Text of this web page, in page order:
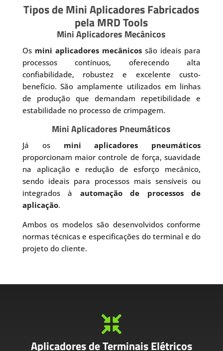
Tipos de Mini Aplicadores Fabricados
pela MRD Tools
Mini Aplicadores Mecânicos
Os mini aplicadores mecânicos são ideais para
processos contínuos, oferecendo alta
confiabilidade, robustez e excelente custo-
benefício. São amplamente utilizados em linhas
de produção que demandam repetibilidade e
estabilidade no processo de crimpagem.
Mini Aplicadores Pneumáticos
Já os mini aplicadores pneumáticos
proporcionam maior controle de força, suavidade
na aplicação e redução de esforço mecânico,
sendo ideais para processos mais sensíveis ou
integrados à automação de processos de
aplicação.
Ambos os modelos são desenvolvidos conforme
normas técnicas e especificações do terminal e do
projeto do cliente.

Aplicadores de Terminais Elétricos